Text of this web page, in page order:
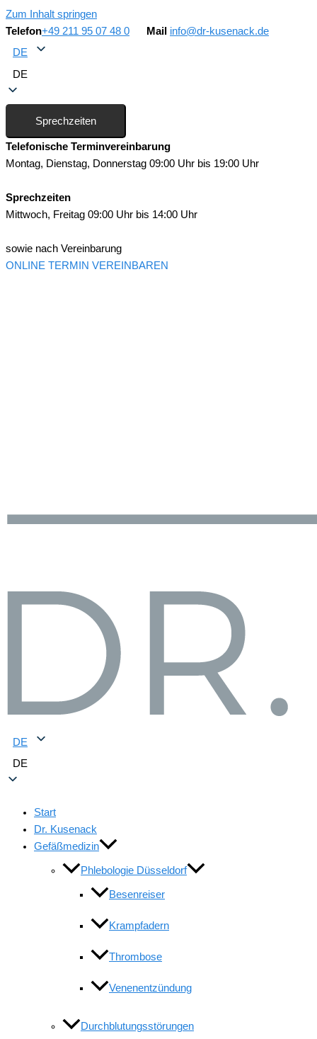
Zum Inhalt springen
Telefon+49 211 95 07 48 0 Mail info@dr-kusenack.de
DE
DE
Sprechzeiten
Telefonische Terminvereinbarung
Montag, Dienstag, Donnerstag 09:00 Uhr bis 19:00 Uhr
Sprechzeiten
Mittwoch, Freitag 09:00 Uhr bis 14:00 Uhr
sowie nach Vereinbarung
ONLINE TERMIN VEREINBAREN
DE
DE
Start
Dr. Kusenack
Gefäßmedizin
Phlebologie Düsseldorf
Besenreiser
Krampfadern
Thrombose
Venenentzündung
Durchblutungsstörungen